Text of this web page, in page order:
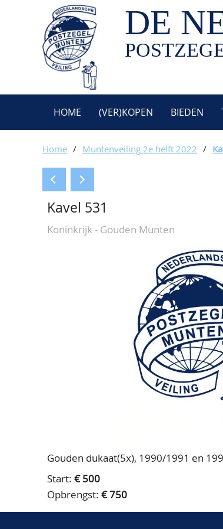
DE
HOME (VER)KOPEN BIEDEN
Home / Muntenveiling 2e helft 2022 /
Kavel 531
Koninkrijk - Gouden Munten
Gouden dukaat(5x), 1990/1991 en
Start: € 500
Opbrengst: € 750